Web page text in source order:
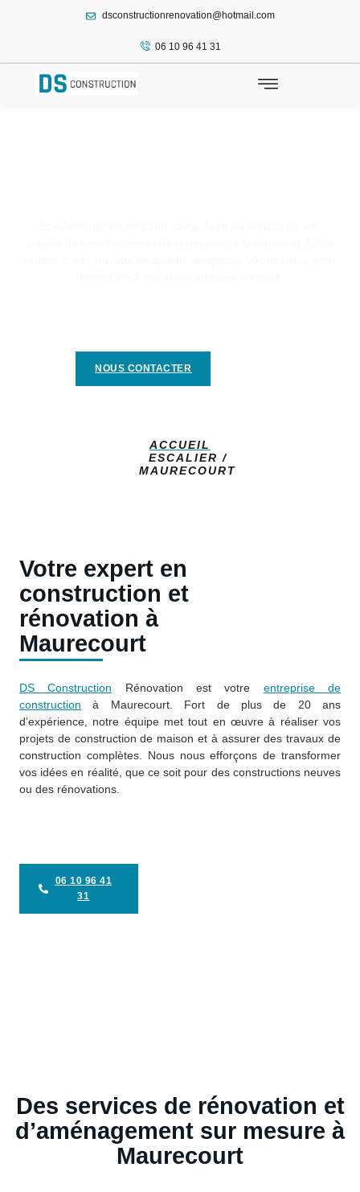
dsconstructionrenovation@hotmail.com
06 10 96 41 31
NOUS CONTACTER
ACCUEIL
ESCALIER /
MAURECOURT
Votre expert en
construction et
rénovation à
Maurecourt
DS Construction Rénovation est votre entreprise de
construction à Maurecourt. Fort de plus de 20 ans
d’expérience, notre équipe met tout en œuvre à réaliser vos
projets de construction de maison et à assurer des travaux de
construction complètes. Nous nous efforçons de transformer
vos idées en réalité, que ce soit pour des constructions neuves
ou des rénovations.
06 10 96 41
31
Des services de rénovation et
d’aménagement sur mesure à
Maurecourt